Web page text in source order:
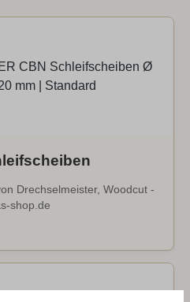
Drechselmeister, Woodcut -
shop.de